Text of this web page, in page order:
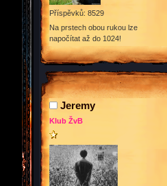
Příspěvků: 8529
Na prstech obou rukou lze
napočítat až do 1024!
Jeremy
Klub ŽvB